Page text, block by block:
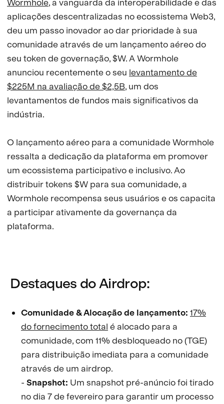
Wormhole, a vanguarda da interoperabilidade e das
aplicações descentralizadas no ecossistema Web3,
deu um passo inovador ao dar prioridade à sua
comunidade através de um lançamento aéreo do
seu token de governação, $W. A Wormhole
anunciou recentemente o seu levantamento de
$225M na avaliação de $2,5B, um dos
levantamentos de fundos mais significativos da
indústria.
O lançamento aéreo para a comunidade Wormhole
ressalta a dedicação da plataforma em promover
um ecossistema participativo e inclusivo. Ao
distribuir tokens $W para sua comunidade, a
Wormhole recompensa seus usuários e os capacita
a participar ativamente da governança da
plataforma.
Destaques do Airdrop:
Comunidade & Alocação de lançamento: 17%
do fornecimento total é alocado para a
comunidade, com 11% desbloqueado no (TGE)
para distribuição imediata para a comunidade
através de um airdrop.
- Snapshot: Um snapshot pré-anúncio foi tirado
no dia 7 de fevereiro para garantir um processo